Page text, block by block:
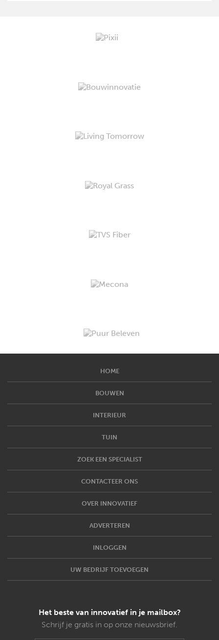
HOME
BOUWEN
INTERIEUR
TUIN
ZOEK EEN SPECIALIST
CONTACTEER ONS
OVER INNOVATIEF
ADVERTEREN
INLOGGEN
UW BEDRIJF TOEVOEGEN
Het beste van innovatief in je mailbox?
Schrijf je gratis in op onze nieuwsbrief.